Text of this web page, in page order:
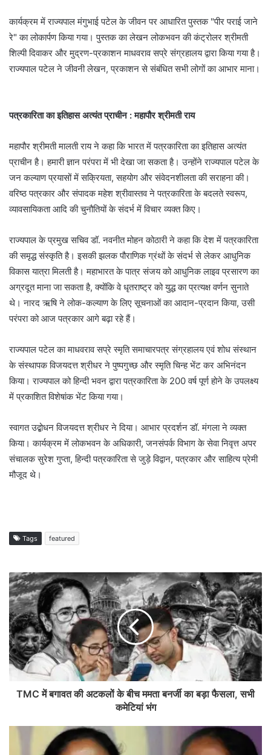
कार्यक्रम में राज्यपाल मंगुभाई पटेल के जीवन पर आधारित पुस्तक "पीर पराई जाने
रे" का लोकार्पण किया गया। पुस्तक का लेखन लोकभवन की कंट्रोलर श्रीमती
शिल्पी दिवाकर और मुद्रण-प्रकाशन माधवराव सप्रे संग्रहालय द्वारा किया गया है।
राज्यपाल पटेल ने जीवनी लेखन, प्रकाशन से संबंधित सभी लोगों का आभार माना।
पत्रकारिता का इतिहास अत्यंत प्राचीन : महापौर श्रीमती राय
महापौर श्रीमती मालती राय ने कहा कि भारत में पत्रकारिता का इतिहास अत्यंत
प्राचीन है। हमारी ज्ञान परंपरा में भी देखा जा सकता है। उन्होंने राज्यपाल पटेल के
जन कल्याण प्रयासों में सक्रियता, सहयोग और संवेदनशीलता की सराहना की।
वरिष्ठ पत्रकार और संपादक महेश श्रीवास्तव ने पत्रकारिता के बदलते स्वरूप,
व्यावसायिकता आदि की चुनौतियों के संदर्भ में विचार व्यक्त किए।
राज्यपाल के प्रमुख सचिव डॉ. नवनीत मोहन कोठारी ने कहा कि देश में पत्रकारिता
की समृद्ध संस्कृति है। इसकी झलक पौराणिक ग्रंथों के संदर्भ से लेकर आधुनिक
विकास यात्रा मिलती है। महाभारत के पात्र संजय को आधुनिक लाइव प्रसारण का
अग्रदूत माना जा सकता है, क्योंकि वे धृतराष्ट्र को युद्ध का प्रत्यक्ष वर्णन सुनाते
थे। नारद ऋषि ने लोक-कल्याण के लिए सूचनाओं का आदान-प्रदान किया, उसी
परंपरा को आज पत्रकार आगे बढ़ा रहे हैं।
राज्यपाल पटेल का माधवराव सप्रे स्मृति समाचारपत्र संग्रहालय एवं शोध संस्थान
के संस्थापक विजयदत्त श्रीधर ने पुष्पगुच्छ और स्मृति चिन्ह भेंट कर अभिनंदन
किया। राज्यपाल को हिन्दी भवन द्वारा पत्रकारिता के 200 वर्ष पूर्ण होने के उपलक्ष्य
में प्रकाशित विशेषांक भेंट किया गया।
स्वागत उद्बोधन विजयदत्त श्रीधर ने दिया। आभार प्रदर्शन डॉ. मंगला ने व्यक्त
किया। कार्यक्रम में लोकभवन के अधिकारी, जनसंपर्क विभाग के सेवा निवृत्त अपर
संचालक सुरेश गुप्ता, हिन्दी पत्रकारिता से जुड़े विद्वान, पत्रकार और साहित्य प्रेमी
मौजूद थे।
Tags featured
TMC में बगावत की अटकलों के बीच ममता बनर्जी का बड़ा फैसला, सभी
कमेटियां भंग